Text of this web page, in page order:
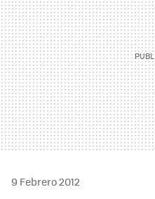
9 Febrero 2012